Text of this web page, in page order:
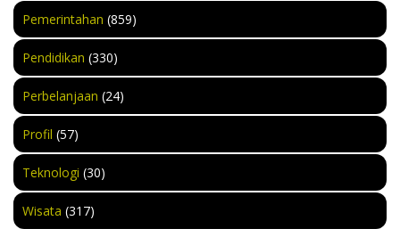
Pemerintahan (859)
Pendidikan (330)
Perbelanjaan (24)
Profil (57)
Teknologi (30)
Wisata (317)